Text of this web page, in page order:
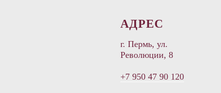
АДРЕС
г. Пермь, ул.
Революции, 8
+7 950 47 90 120